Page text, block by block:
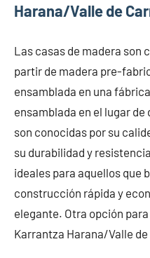
Harana/Valle de
Las casas de madera son
partir de madera pre-
ensamblada en una
ensamblada en el lugar
son conocidas por su
su durabilidad y
ideales para aquellos que
construcción rápida y
elegante. Otra opción
Karrantza Harana/Valle